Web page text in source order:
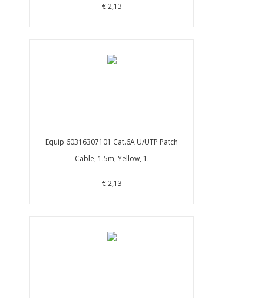
€ 2,13
Equip 60316307101 Cat.6A U/UTP Patch
Cable, 1.5m, Yellow, 1.
€ 2,13